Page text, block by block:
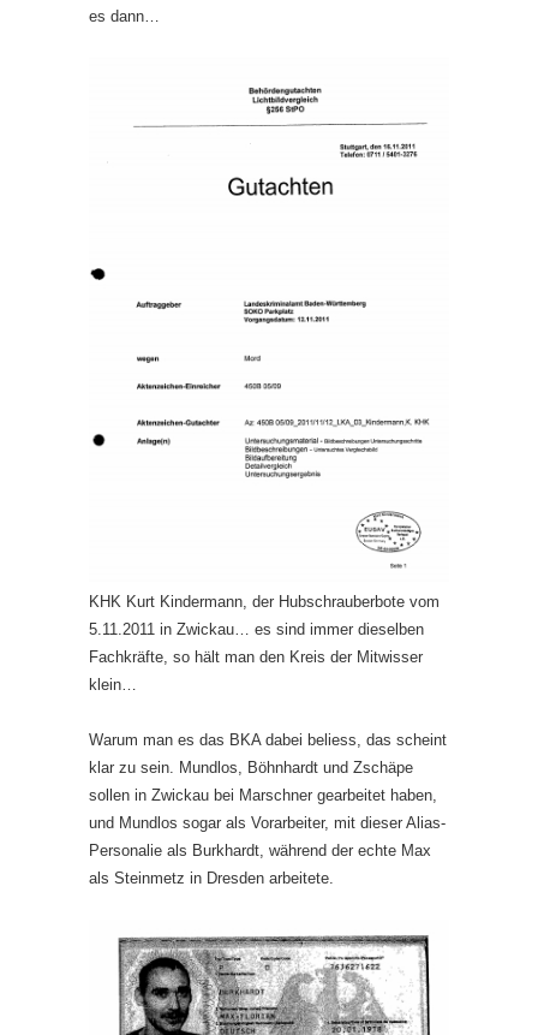
es dann…
KHK Kurt Kindermann, der Hubschrauberbote vom
5.11.2011 in Zwickau… es sind immer dieselben
Fachkräfte, so hält man den Kreis der Mitwisser
klein…
Warum man es das BKA dabei beliess, das scheint
klar zu sein. Mundlos, Böhnhardt und Zschäpe
sollen in Zwickau bei Marschner gearbeitet haben,
und Mundlos sogar als Vorarbeiter, mit dieser Alias-
Personalie als Burkhardt, während der echte Max
als Steinmetz in Dresden arbeitete.